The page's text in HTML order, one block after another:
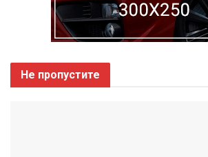
Не пропустите